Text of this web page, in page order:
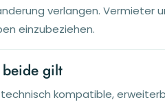
verlangen. Vermieter
einzubeziehen.
beide gilt
technisch kompatible,